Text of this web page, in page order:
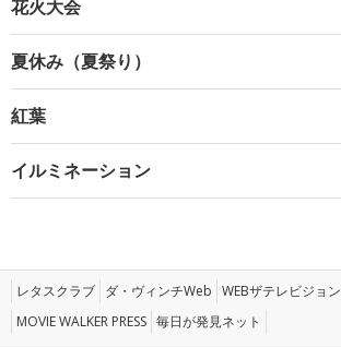
花火大会
夏休み（夏祭り）
紅葉
イルミネーション
レタスクラブ ダ・ヴィンチWeb WEBザテレビジョン
MOVIE WALKER PRESS 毎日が発見ネット